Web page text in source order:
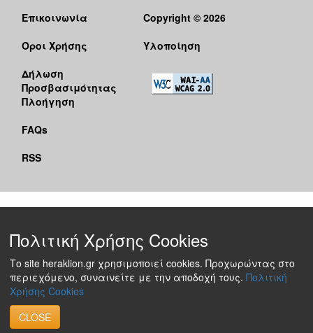
Επικοινωνία
Όροι Χρήσης
Δήλωση
Προσβασιμότητας
Πλοήγηση
FAQs
RSS
Copyright © 2026
Υλοποίηση
Πολιτική Χρήσης Cookies
Το site heraklion.gr χρησιμοποιεί cookies. Προχωρώντας στο
περιεχόμενο, συναινείτε με την αποδοχή τους. Πολιτική
Χρήσης Cookies
CLOSE